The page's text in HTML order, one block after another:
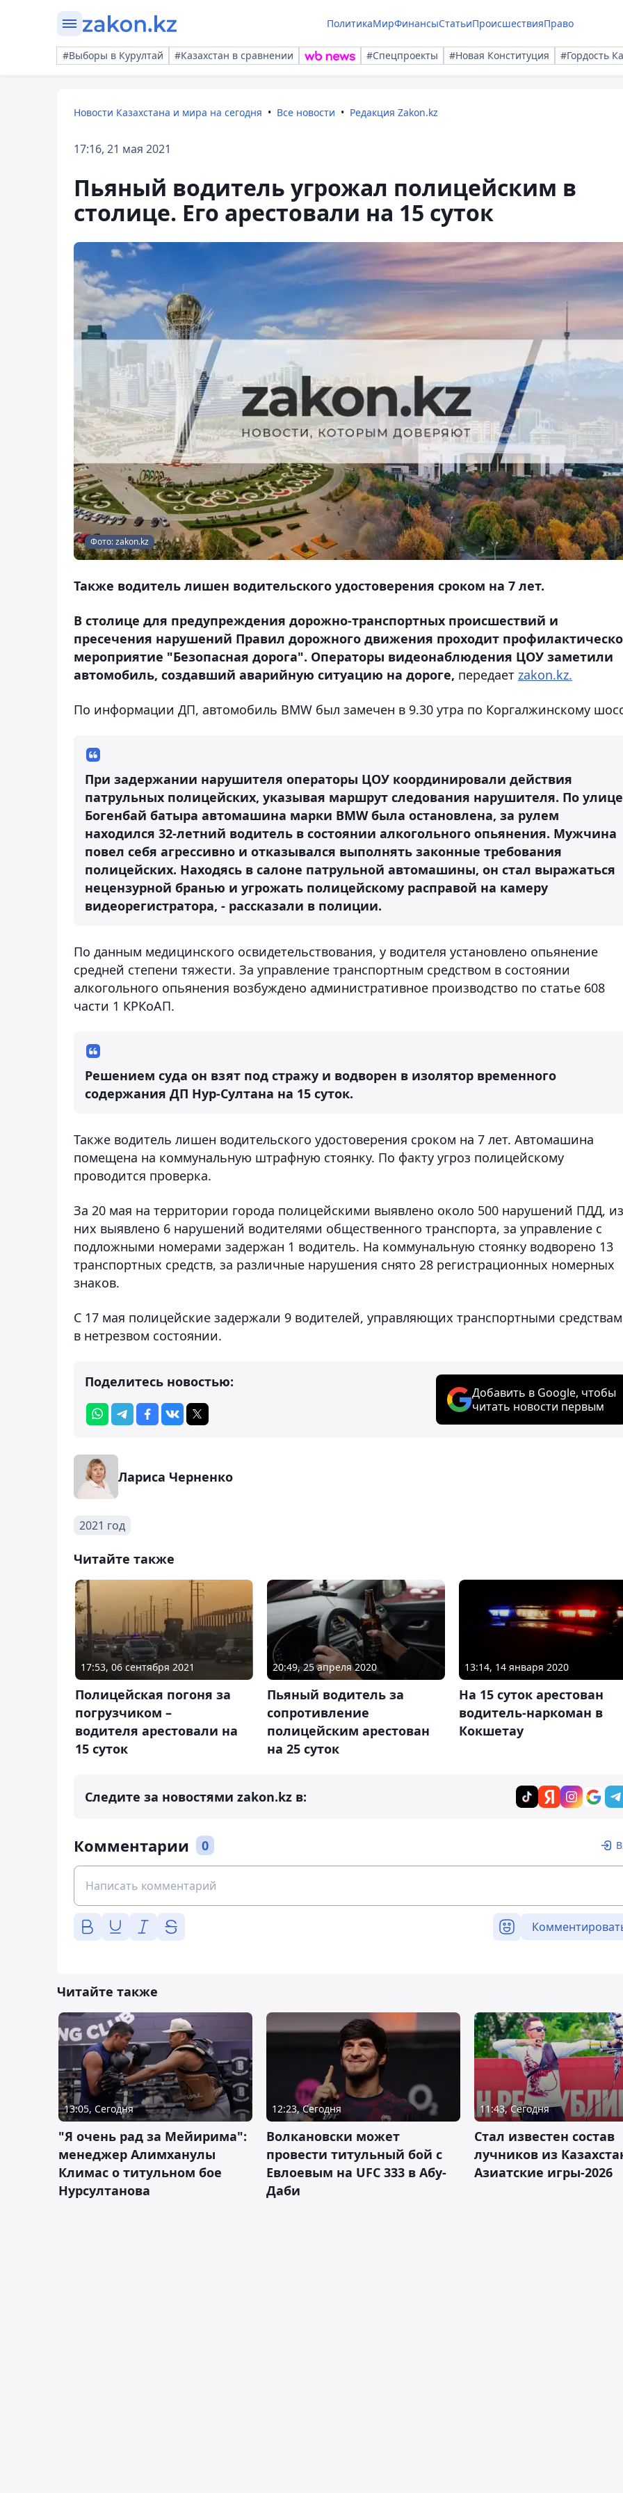
ПолитикаМирФинансыСтатьиПроисшествияПраво
#Выборы в Курултай #Казахстан в сравнении #Спецпроекты #Новая Конституция #Гордость
Новости Казахстана и мира на сегодня Все новости Редакция Zakon.kz
17:16, 21 мая 2021
Пьяный водитель угрожал полицейским в
столице. Его арестовали на 15 суток
Фото: zakon.kz
Также водитель лишен водительского удостоверения сроком на 7 лет.
В столице для предупреждения дорожно-транспортных происшествий и
пресечения нарушений Правил дорожного движения проходит
мероприятие "Безопасная дорога". Операторы видеонаблюдения ЦОУ заметили
автомобиль, создавший аварийную ситуацию на дороге, передает zakon.kz.
По информации ДП, автомобиль BМW был замечен в 9.30 утра по Коргалжинскому
При задержании нарушителя операторы ЦОУ координировали действия
патрульных полицейских, указывая маршрут следования нарушителя. По улице
Богенбай батыра автомашина марки BМW была остановлена, за рулем
находился 32-летний водитель в состоянии алкогольного опьянения. Мужчина
повел себя агрессивно и отказывался выполнять законные требования
полицейских. Находясь в салоне патрульной автомашины, он стал выражаться
нецензурной бранью и угрожать полицейскому расправой на камеру
видеорегистратора, - рассказали в полиции.
По данным медицинского освидетельствования, у водителя установлено опьянение
средней степени тяжести. За управление транспортным средством в состоянии
алкогольного опьянения возбуждено административное производство по статье 608
части 1 КРКоАП.
Решением суда он взят под стражу и водворен в изолятор временного
содержания ДП Нур-Султана на 15 суток.
Также водитель лишен водительского удостоверения сроком на 7 лет. Автомашина
помещена на коммунальную штрафную стоянку. По факту угроз полицейскому
проводится проверка.
За 20 мая на территории города полицейскими выявлено около 500 нарушений ПДД, из
них выявлено 6 нарушений водителями общественного транспорта, за управление с
подложными номерами задержан 1 водитель. На коммунальную стоянку водворено 13
транспортных средств, за различные нарушения снято 28 регистрационных номерных
знаков.
С 17 мая полицейские задержали 9 водителей, управляющих транспортными
в нетрезвом состоянии.
Поделитесь новостью:
Добавить в Google, чтобы
читать новости первым
Лариса Черненко
2021 год
Читайте также
17:53, 06 сентября 2021
Полицейская погоня за
погрузчиком –
водителя арестовали на
15 суток
20:49, 25 апреля 2020
Пьяный водитель за
сопротивление
полицейским арестован
на 25 суток
13:14, 14 января 2020
На 15 суток арестован
водитель-наркоман в
Кокшетау
Следите за новостями zakon.kz в:
Комментарии 0
Читайте также
13:05, Сегодня
"Я очень рад за Мейирима":
менеджер Алимханулы
Климас о титульном бое
Нурсултанова
12:23, Сегодня
Волкановски может
провести титульный бой с
Евлоевым на UFC 333 в Абу-
Даби
11:43, Сегодня
Стал известен состав
лучников из
Азиатские игры-2026